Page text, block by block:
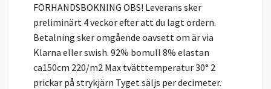
FÖRHANDSBOKNING OBS! Leverans sker
preliminärt 4 veckor efter att du lagt ordern.
Betalning sker omgående oavsett om är via
Klarna eller swish. 92% bomull 8% elastan
ca150cm 220/m2 Max tvätttemperatur 30° 2
prickar på strykjärn Tyget säljs per decimeter.